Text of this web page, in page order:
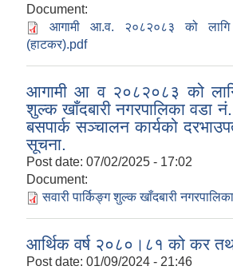
Document:
आगामी आ.व. २०८२०८३ को लागि
(हाटकर).pdf
आगामी आ व २०८२०८३ को लागि
शुल्क खाँदबारी नगरपालिका वडा
बसपार्क सञ्चालन कार्यको
सूचना.
Post date: 07/02/2025 - 17:02
Document:
सवारी पार्किङ्ग शुल्क खाँदबारी
आर्थिक वर्ष २०८०।८१ को कर
Post date: 01/09/2024 - 21:46